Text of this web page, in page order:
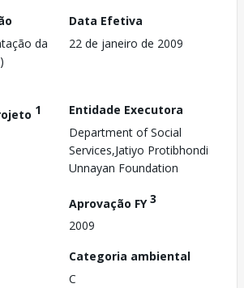
da
Data Efetiva
22 de janeiro de 2009
1
Entidade Executora
Department of Social
Services,Jatiyo Protibhondi
Unnayan Foundation
Aprovação FY3
2009
Categoria ambiental
C